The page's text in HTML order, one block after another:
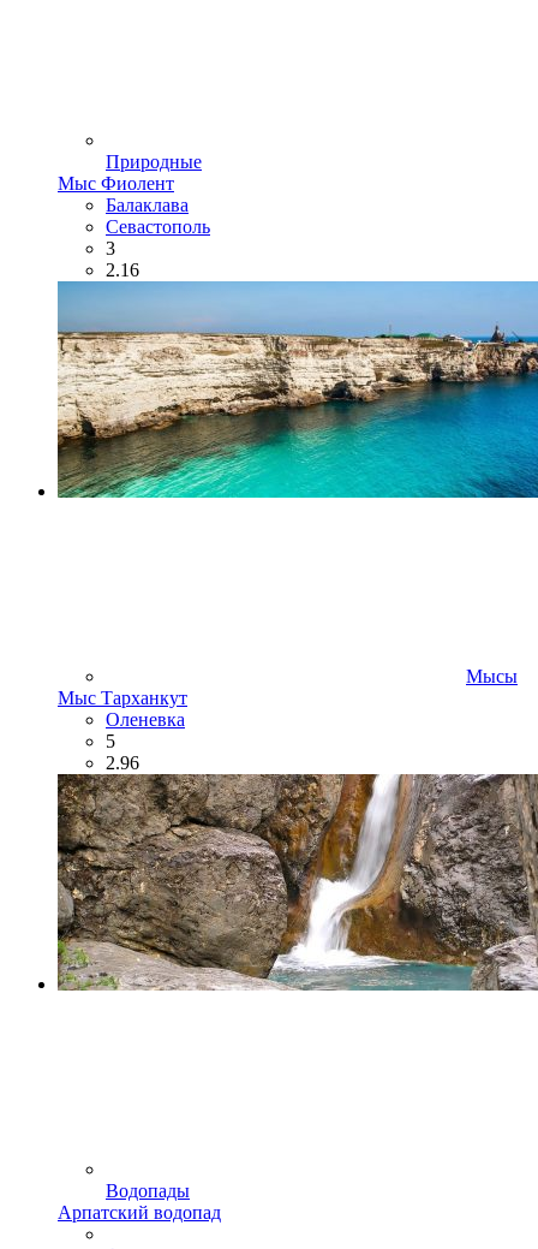
Природные
Мыс Фиолент
Балаклава
Севастополь
3
2.16
Мысы
Мыс Тарханкут
Оленевка
5
2.96
Водопады
Арпатский водопад